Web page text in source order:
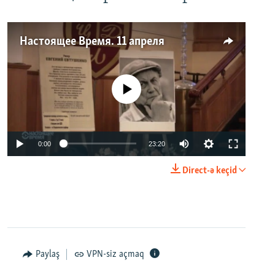
Настоящее Время. 11 апреля
No media source currently available
0:00 23:20
Direct-ə keçid
Paylaş VPN-siz açmaq